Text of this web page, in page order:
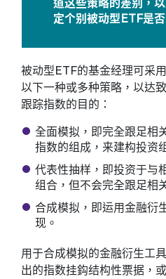
道这些策略的差别，
定个别被动型ETF是
被动型ETF的基金经理可采用
以下一种或多种策略，以达致
跟踪指数的目的：
全面模拟，即完全跟足相
指数的组成，来建构投资
代表性抽样，即投资于与
组合，但不会完全跟足相
合成模拟，即运用金融衍
现。
用于合成模拟的金融衍生工
出的指数挂鈎结构性票据，